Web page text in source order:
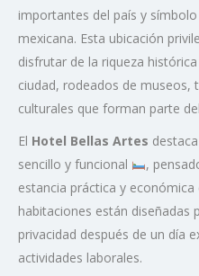
importantes del país y
mexicana. Esta ubicación
disfrutar de la riqueza
ciudad, rodeados de museos,
culturales que forman parte
El Hotel Bellas Artes
sencillo y funcional
,
estancia práctica y
habitaciones están diseñadas
privacidad después de un día
actividades laborales.